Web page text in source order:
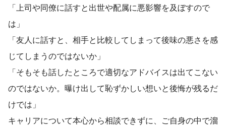
「上司や同僚に話すと出世や配属に悪影響を及ぼすので
は」
「友人に話すと、相手と比較してしまって後味の悪さを感
じてしまうのではないか」
「そもそも話したところで適切なアドバイスは出てこない
のではないか。曝け出して恥ずかしい想いと後悔が残るだ
けでは」
キャリアについて本心から相談できずに、ご自身の中で溜